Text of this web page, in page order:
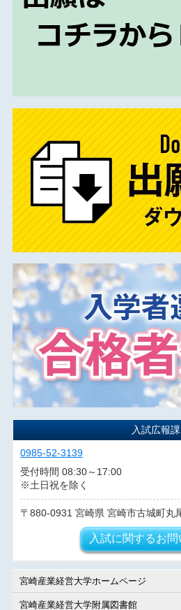
入試広報課
0985-52-3139
受付時間 08:30～17:00
※土日祝を除く
880-0931 宮崎県 宮崎市古城町丸
入試に関するお問
宮崎産業経営大学ホームページ
宮崎産業経営大学附属図書館